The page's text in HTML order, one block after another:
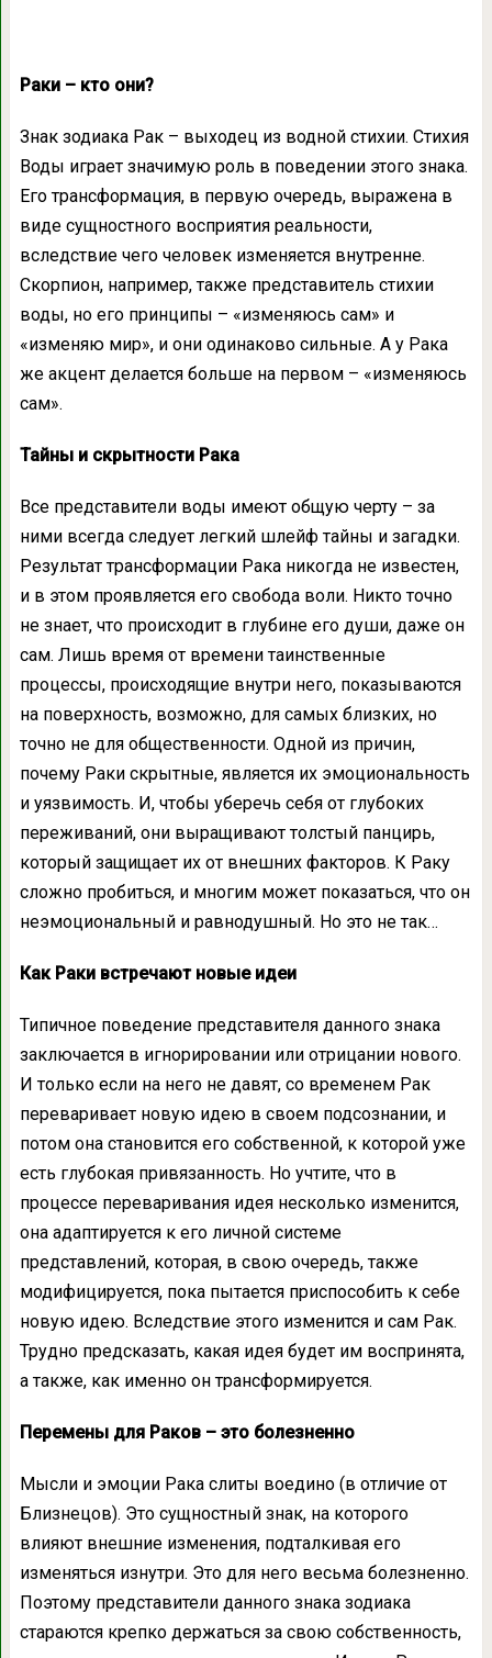
Раки – кто они?
Знак зодиака Рак – выходец из водной стихии. Стихия
Воды играет значимую роль в поведении этого знака.
Его трансформация, в первую очередь, выражена в
виде сущностного восприятия реальности,
вследствие чего человек изменяется внутренне.
Скорпион, например, также представитель стихии
воды, но его принципы – «изменяюсь сам» и
«изменяю мир», и они одинаково сильные. А у Рака
же акцент делается больше на первом – «изменяюсь
сам».
Тайны и скрытности Рака
Все представители воды имеют общую черту – за
ними всегда следует легкий шлейф тайны и загадки.
Результат трансформации Рака никогда не известен,
и в этом проявляется его свобода воли. Никто точно
не знает, что происходит в глубине его души, даже он
сам. Лишь время от времени таинственные
процессы, происходящие внутри него, показываются
на поверхность, возможно, для самых близких, но
точно не для общественности. Одной из причин,
почему Раки скрытные, является их эмоциональность
и уязвимость. И, чтобы уберечь себя от глубоких
переживаний, они выращивают толстый панцирь,
который защищает их от внешних факторов. К Раку
сложно пробиться, и многим может показаться, что он
неэмоциональный и равнодушный. Но это не так…
Как Раки встречают новые идеи
Типичное поведение представителя данного знака
заключается в игнорировании или отрицании нового.
И только если на него не давят, со временем Рак
переваривает новую идею в своем подсознании, и
потом она становится его собственной, к которой уже
есть глубокая привязанность. Но учтите, что в
процессе переваривания идея несколько изменится,
она адаптируется к его личной системе
представлений, которая, в свою очередь, также
модифицируется, пока пытается приспособить к себе
новую идею. Вследствие этого изменится и сам Рак.
Трудно предсказать, какая идея будет им воспринята,
а также, как именно он трансформируется.
Перемены для Раков – это болезненно
Мысли и эмоции Рака слиты воедино (в отличие от
Близнецов). Это сущностный знак, на которого
влияют внешние изменения, подталкивая его
изменяться изнутри. Это для него весьма болезненно.
Поэтому представители данного знака зодиака
стараются крепко держаться за свою собственность,